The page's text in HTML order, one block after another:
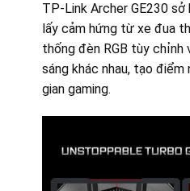
TP-Link Archer GE230
lấy cảm hứng từ xe đua
thống đèn RGB tùy chỉnh
sáng khác nhau, tạo
gian gaming.